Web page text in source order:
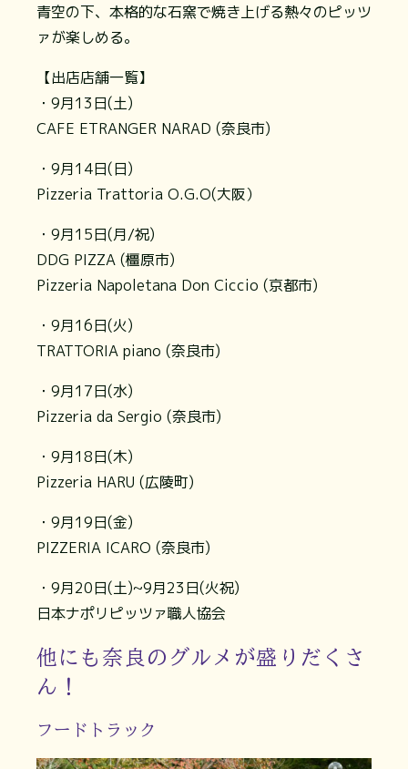
青空の下、本格的な石窯で焼き上げる熱々のピッツ
ァが楽しめる。
【出店店舗一覧】
・9月13日(土)
CAFE ETRANGER NARAD (奈良市)
・9月14日(日)
Pizzeria Trattoria O.G.O(大阪）
・9月15日(月/祝)
DDG PIZZA (橿原市)
Pizzeria Napoletana Don Ciccio (京都市)
・9月16日(火)
TRATTORIA piano (奈良市)
・9月17日(水)
Pizzeria da Sergio (奈良市)
・9月18日(木)
Pizzeria HARU (広陵町)
・9月19日(金)
PIZZERIA ICARO (奈良市)
・9月20日(土)~9月23日(火祝)
日本ナポリピッツァ職人協会
他にも奈良のグルメが盛りだくさ
ん！
フードトラック